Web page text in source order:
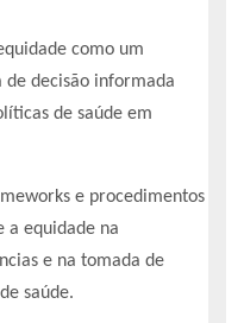
como um
decisão informada
de saúde em
e procedimentos
a equidade na
e na tomada de
saúde.